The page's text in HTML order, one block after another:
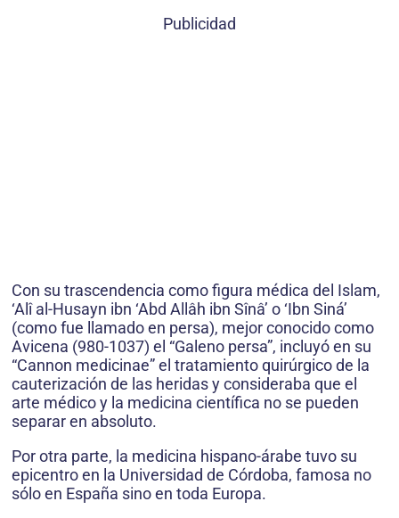
Publicidad
Con su trascendencia como figura médica del Islam,
‘Alî al-Husayn ibn ‘Abd Allâh ibn Sînâ’ o ‘Ibn Siná’
(como fue llamado en persa), mejor conocido como
Avicena (980-1037) el “Galeno persa”, incluyó en su
“Cannon medicinae” el tratamiento quirúrgico de la
cauterización de las heridas y consideraba que el
arte médico y la medicina científica no se pueden
separar en absoluto.
Por otra parte, la medicina hispano-árabe tuvo su
epicentro en la Universidad de Córdoba, famosa no
sólo en España sino en toda Europa.